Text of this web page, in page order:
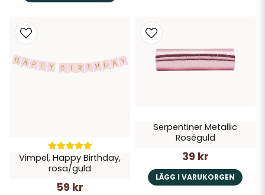
Vimpel, Happy Birthday,
rosa/guld
59 kr
Serpentiner Metallic
Roséguld
39 kr
LÄGG I VARUKORGEN